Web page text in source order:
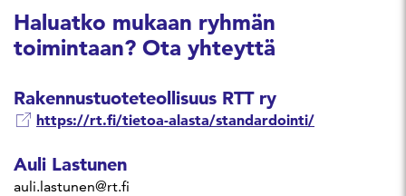
Haluatko mukaan ryhmän
toimintaan? Ota yhteyttä
Rakennustuoteteollisuus RTT ry
https://rt.fi/tietoa-alasta/standardointi/
Auli Lastunen
auli.lastunen@rt.fi